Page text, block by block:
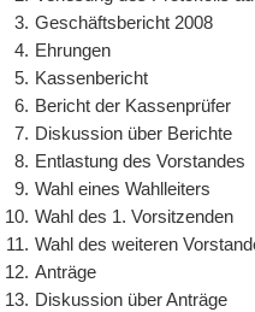
Geschäftsbericht 2008
Ehrungen
Kassenbericht
Bericht der Kassenprüfer
Diskussion über Berichte
Entlastung des Vorstandes
Wahl eines Wahlleiters
Wahl des 1. Vorsitzenden
Wahl des weiteren
Anträge
Diskussion über Anträge